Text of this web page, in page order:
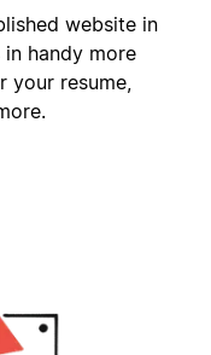
website in
handy more
your resume,